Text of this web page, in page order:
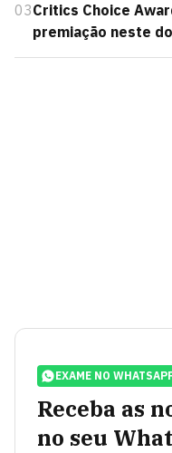
03Critics Choice
premiação neste
EXAME NO
Receba as
no seu